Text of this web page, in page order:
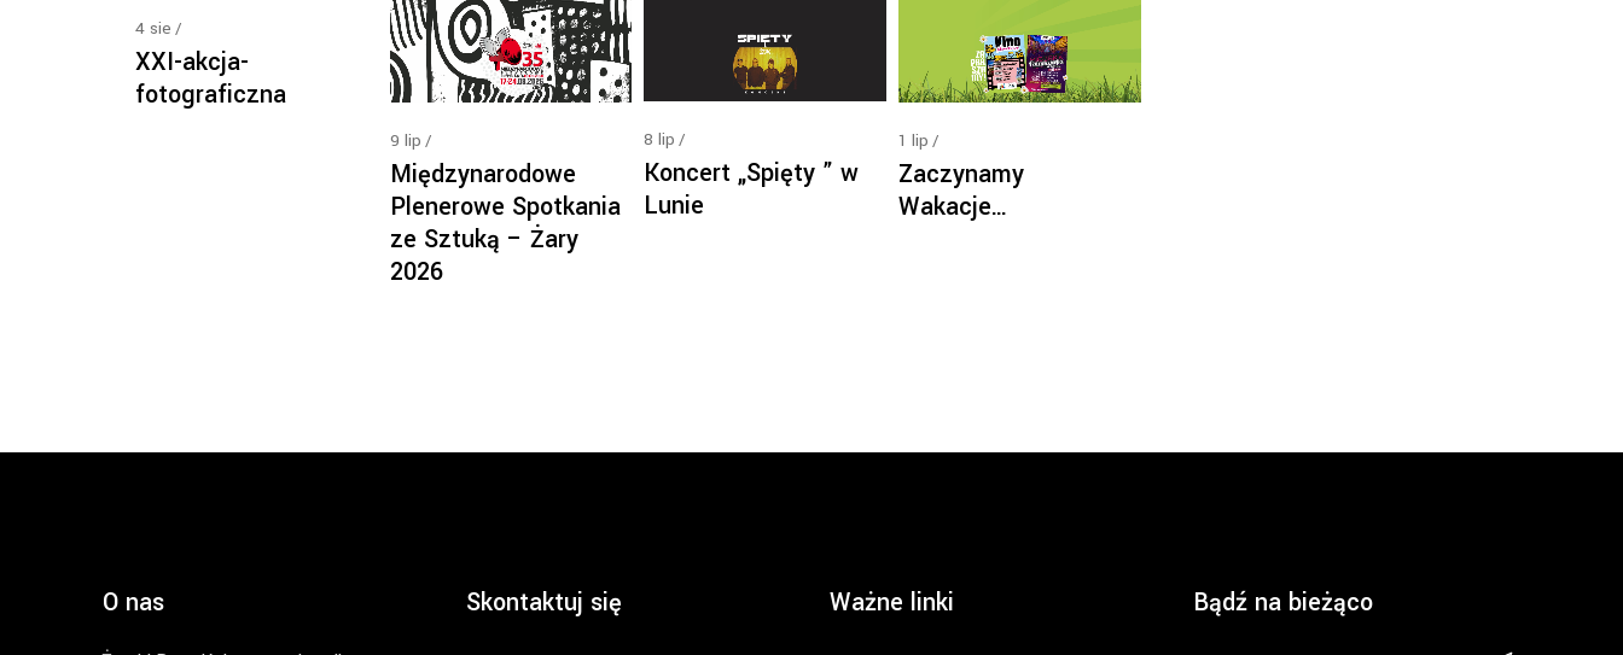
4 sie
XXI-akcja-
fotograficzna
9 lip
Międzynarodowe
Plenerowe Spotkania
ze Sztuką – Żary
2026
8 lip
Koncert „Spięty ” w
Lunie
1 lip
Zaczynamy
Wakacje…
O nas Skontaktuj się Ważne linki Bądź na bieżąco